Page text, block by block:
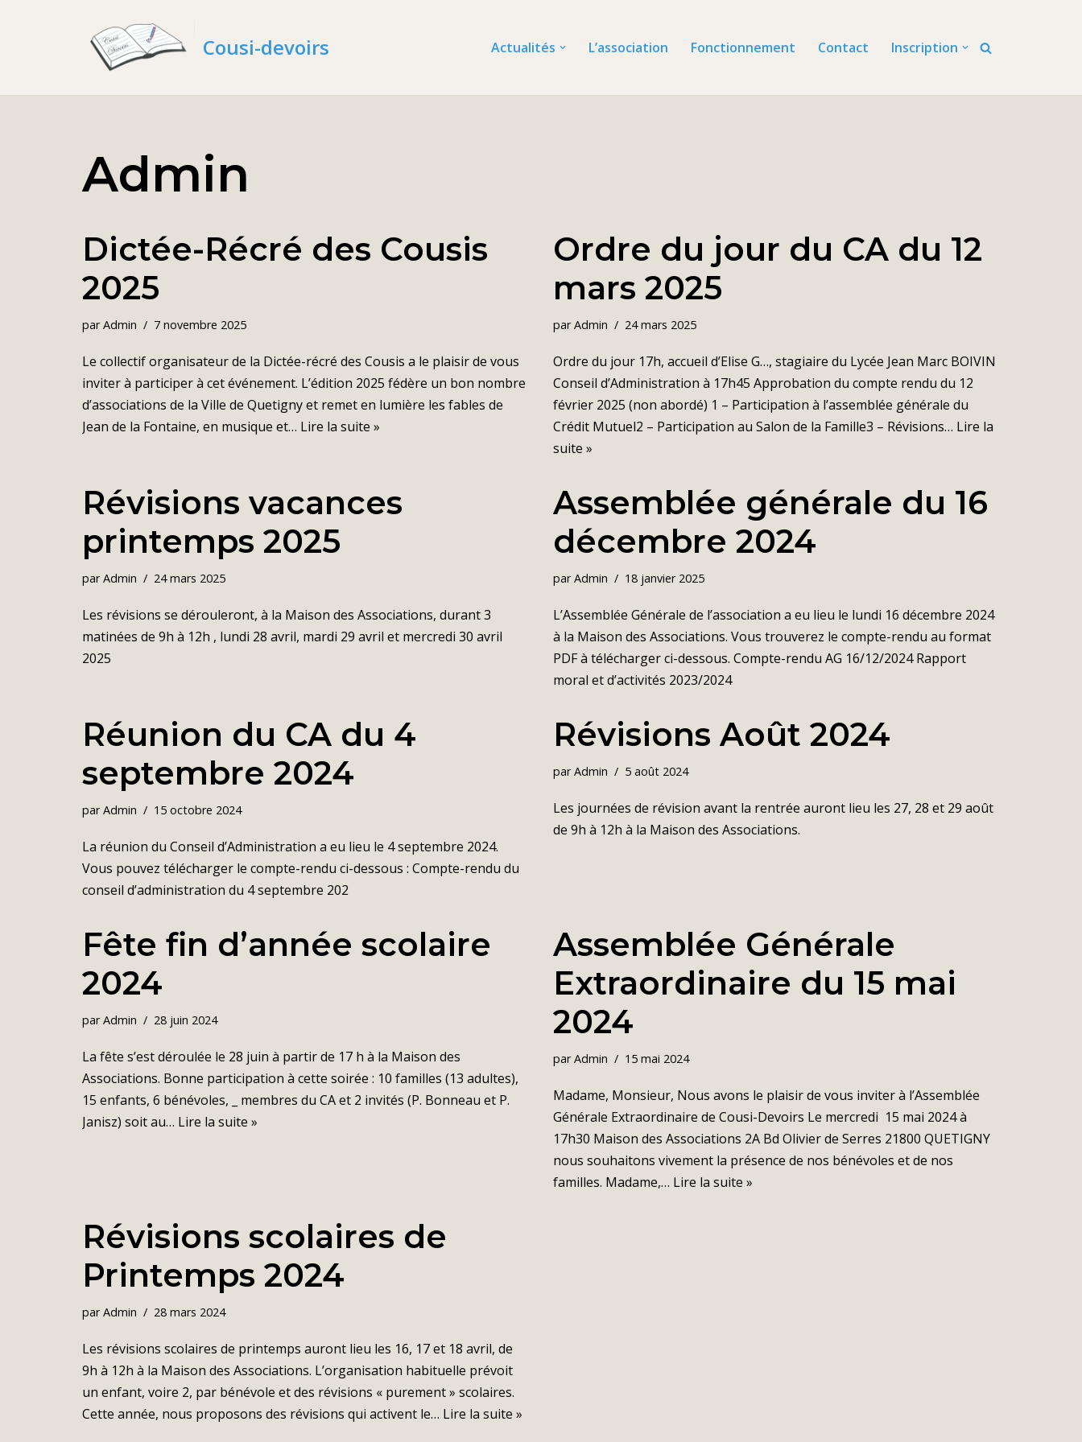
Cousi-devoirs Actualités L’association Fonctionnement Contact Inscription
Admin
Dictée-Récré des Cousis
2025
parAdmin 7 novembre 2025
Le collectif organisateur de la Dictée-récré des Cousis a le plaisir de vous
inviter à participer à cet événement. L’édition 2025 fédère un bon nombre
d’associations de la Ville de Quetigny et remet en lumière les fables de
Jean de la Fontaine, en musique et… Lire la suite »
Ordre du jour du CA du 12
mars 2025
parAdmin 24 mars 2025
Ordre du jour 17h, accueil d’Elise G…, stagiaire du Lycée Jean Marc BOIVIN
Conseil d’Administration à 17h45 Approbation du compte rendu du 12
février 2025 (non abordé) 1 – Participation à l’assemblée générale du
Crédit Mutuel2 – Participation au Salon de la Famille3 – Révisions… Lire la
suite »
Révisions vacances
printemps 2025
parAdmin 24 mars 2025
Les révisions se dérouleront, à la Maison des Associations, durant 3
matinées de 9h à 12h , lundi 28 avril, mardi 29 avril et mercredi 30 avril
2025
Assemblée générale du 16
décembre 2024
parAdmin 18 janvier 2025
L’Assemblée Générale de l’association a eu lieu le lundi 16 décembre 2024
à la Maison des Associations. Vous trouverez le compte-rendu au format
PDF à télécharger ci-dessous. Compte-rendu AG 16/12/2024 Rapport
moral et d’activités 2023/2024
Réunion du CA du 4
septembre 2024
parAdmin 15 octobre 2024
La réunion du Conseil d’Administration a eu lieu le 4 septembre 2024.
Vous pouvez télécharger le compte-rendu ci-dessous : Compte-rendu du
conseil d’administration du 4 septembre 202
Révisions Août 2024
parAdmin 5 août 2024
Les journées de révision avant la rentrée auront lieu les 27, 28 et 29 août
de 9h à 12h à la Maison des Associations.
Fête fin d’année scolaire
2024
parAdmin 28 juin 2024
La fête s’est déroulée le 28 juin à partir de 17 h à la Maison des
Associations. Bonne participation à cette soirée : 10 familles (13 adultes),
15 enfants, 6 bénévoles, _ membres du CA et 2 invités (P. Bonneau et P.
Janisz) soit au… Lire la suite »
Assemblée Générale
Extraordinaire du 15 mai
2024
parAdmin 15 mai 2024
Madame, Monsieur, Nous avons le plaisir de vous inviter à l’Assemblée
Générale Extraordinaire de Cousi-Devoirs Le mercredi 15 mai 2024 à
17h30 Maison des Associations 2A Bd Olivier de Serres 21800 QUETIGNY
nous souhaitons vivement la présence de nos bénévoles et de nos
familles. Madame,… Lire la suite »
Révisions scolaires de
Printemps 2024
parAdmin 28 mars 2024
Les révisions scolaires de printemps auront lieu les 16, 17 et 18 avril, de
9h à 12h à la Maison des Associations. L’organisation habituelle prévoit
un enfant, voire 2, par bénévole et des révisions « purement » scolaires.
Cette année, nous proposons des révisions qui activent le… Lire la suite »